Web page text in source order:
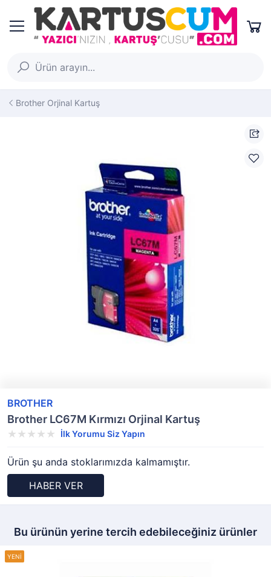
Brother Orjinal Kartuş
BROTHER
Brother LC67M Kırmızı Orjinal Kartuş
İlk Yorumu Siz Yapın
Ürün şu anda stoklarımızda kalmamıştır.
HABER VER
Bu ürünün yerine tercih edebileceğiniz ürünler